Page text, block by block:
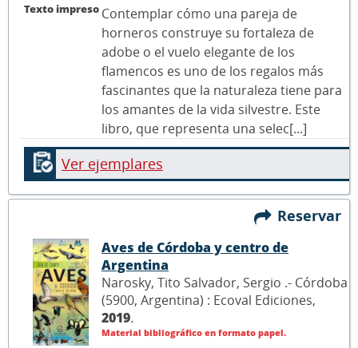
Texto impreso Contemplar cómo una pareja de
horneros construye su fortaleza de
adobe o el vuelo elegante de los
flamencos es uno de los regalos más
fascinantes que la naturaleza tiene para
los amantes de la vida silvestre. Este
libro, que representa una selec[...]
Ver ejemplares
Reservar
Aves de Córdoba y centro de
Argentina
Narosky, Tito Salvador, Sergio .- Córdoba
(5900, Argentina) : Ecoval Ediciones,
2019.
Material bibliográfico en formato papel.